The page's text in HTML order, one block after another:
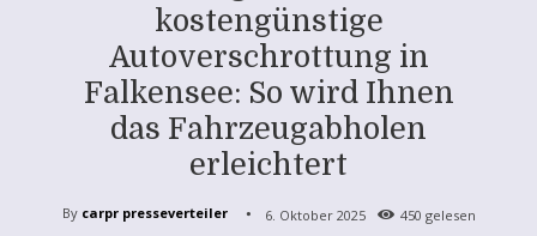
kostengünstige
Autoverschrottung in
Falkensee: So wird Ihnen
das Fahrzeugabholen
erleichtert
By carpr presseverteiler 6. Oktober 2025 450 gelesen